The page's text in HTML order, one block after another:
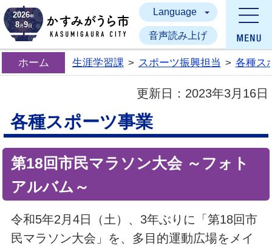
かすみがうら市
2026年
8月9日
Language
音声読み上げ
ホーム 生涯学習課 > スポーツ振興担当 > 各種ス
更新日： 2023年3月16日
各種スポーツ事業
第18回市民マラソン大会 ～フォト
アルバム～
令和5年2月4日（土）、3年ぶりに「第18回市
民マラソン大会」を、多目的運動広場をメイ